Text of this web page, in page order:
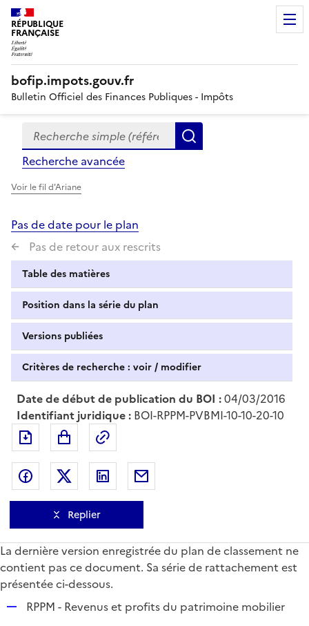
RÉPUBLIQUE
FRANÇAISE
bofip.impots.gouv.fr
Bulletin Officiel des Finances Publiques - Impôts
Formulaire
de
recherche
Recherche simple (références, mots clés, partie du
Recherche avancée
Voir le fil d'Ariane
Pas de date pour le plan
Pas de retour aux rescrits
Table des matières
Position dans la série du plan
Versions publiées
Critères de recherche : voir / modifier
Date de début de publication du BOI :04/03/2016
Identifiant juridique : BOI-RPPM-PVBMI-10-10-20-10
Exporter le document au format pdf
Partager sur Facebook
Partager sur Twitter
Partager sur LinkedIn
Replier
La dernière version enregistrée du plan de classement ne
contient pas ce document. Sa série de rattachement est
présentée ci-dessous.
RPPM - Revenus et profits du patrimoine mobilier